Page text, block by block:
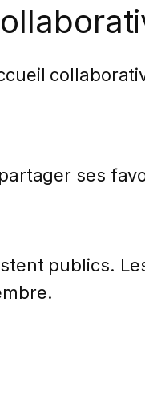
ses
publics.